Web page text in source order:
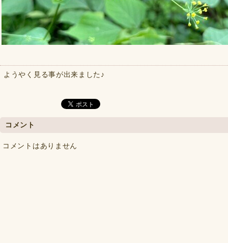
ようやく見る事が出来ました♪
コメント
コメントはありません